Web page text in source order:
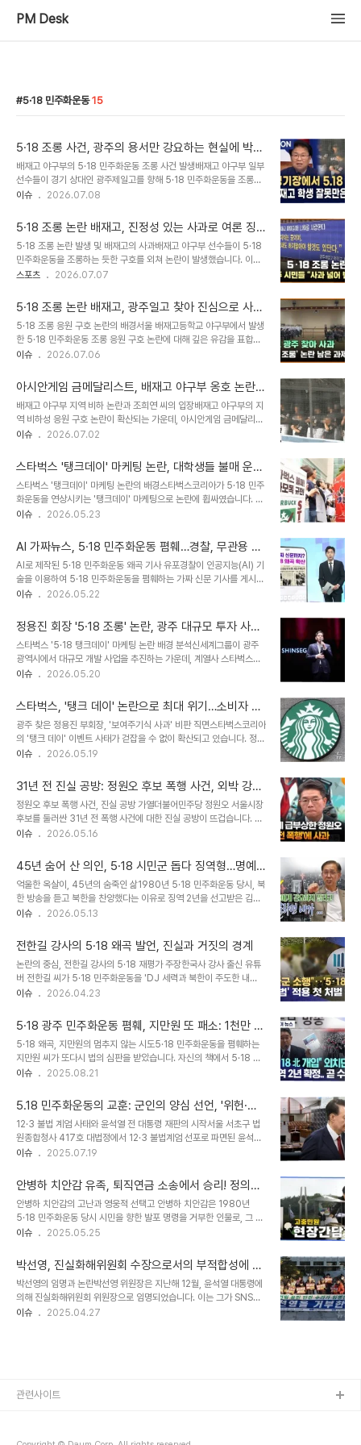
PM Desk
5·18 민주화운동 15
5·18 조롱 사건, 광주의 용서만 강요하는 현실에 박지
원 의원 '쓴소리'
배재고 야구부의 5·18 민주화운동 조롱 사건 발생배재고 야구부 일부
선수들이 경기 상대인 광주제일고를 향해 5·18 민주화운동을 조롱하
는 응원가를 불러 비판받았습니다. 이에 대한야구소프트볼협회는 배
국민의힘 일부 정치권에서는 징계가 과도하다는 취지의 반발이 제기
되었습니다. 박지원 의원, 광주의 용서 강요 현실에 대한 비판 제기박
지원 더불어민주당 의원은 페이스북을 통해 왜 전남광주는 대대손손
계속되는 희롱에도 용서만 해야 하는지 의문을 제기했습니다. 정치권
에서 쏟아지는 모진 말들에 대해 가해자들은 당당하게 용서를 요구하
실을 지적했습니다. 박 의원은 가해자들, 특히 국민..
이슈 2026.07.08
5·18 조롱 논란 배재고, 진정성 있는 사과로 여론 징
계 극복해야
5·18 조롱 논란 발생 및 배재고의 사과배재고 야구부 선수들이 5·18
민주화운동을 조롱하는 듯한 구호를 외쳐 논란이 발생했습니다. 이에
배재고 선수단과 교직원, 학부모 등은 광주일고를 방문하여 자필 사과
함께 참배하며 반성의 뜻을 표했습니다. 광주일고의 수용 및 선처 요청
광주일고는 배재고의 진심 어린 사과를 대승적으로 수용했습니다. 이
규연 교장은 배재고 학생들이 잘못을 뉘우치고 화해하려는 의지를 보
여주었다며, 이번 화해를 계기로 학생들이 새롭게 출발하길 바란다고
전했습니다. 광주일고와 총동창회는 배재고에 대한 징계 선처를 요청
계대한야구소프트볼협회로부터 전국대..
스포츠 2026.07.07
5·18 조롱 논란 배재고, 광주일고 찾아 진심으로 사과
하며 화해를 제안하다
5·18 조롱 응원 구호 논란의 배경서울 배재고등학교 야구부에서 발생
한 5·18 민주화운동 조롱 응원 구호 논란에 대해 깊은 유감을 표합니
다. 해당 사건은 전국적인 비판을 받으며 큰 파장을 일으켰습니다. 이
공식 사과와 광주일고의 화답배재고 학생, 지도자, 교장 등 80여 명은
광주제일고를 직접 방문하여 사과문을 낭독하고 진심으로 용서를 구
했습니다. 광주제일고 측은 이를 계기로 서로를 존중하는 성숙한 자세
를 배우고 화해의 길로 나아가자고 화답했습니다. 양교는 함께 5·18
민주화운동 기념탑과 국립 5·18 민주묘지를 참배하며 화해의 의미를
의 중요성을 다시 한번 ..
이슈 2026.07.06
아시안게임 금메달리스트, 배재고 야구부 옹호 논란에
휩싸이다
배재고 야구부 지역 비하 논란과 조희연 씨의 입장배재고 야구부의 지
역 비하성 응원 구호 논란이 확산되는 가운데, 아시안게임 금메달리스
트 조희연 씨가 이를 두둔하는 듯한 글을 게시하여 새로운 논쟁을 촉발
해야 할지 고민하는 심경을 표현했습니다. 이로 인해 온라인상에서는
비판과 옹호가 엇갈리는 반응이 나타나고 있습니다. 배재고 야구부 징
계 및 조희연 씨의 과거 발언배재고 야구부는 광주제일고를 향한 지역
비하성 응원 구호로 인해 전국대회 출전 6개월 정지 처분을 받았습니
다. 한편, 조희연 씨는 과거에도 5·18 민주화운동을 '폭동'으로 규정하
행 중입니다. 이러한 과거 발언..
이슈 2026.07.02
스타벅스 '탱크데이' 마케팅 논란, 대학생들 불매 운동
선언 및 신세계그룹 책임 촉구
스타벅스 '탱크데이' 마케팅 논란의 배경스타벅스코리아가 5·18 민주
화운동을 연상시키는 '탱크데이' 마케팅으로 논란에 휩싸였습니다. 이
는 단순 실수가 아닌 누적된 인식의 결과라는 비판이 제기되었습니다.
다. 대학생 단체의 불매 운동 선언 및 요구 사항한국대학생진보연합은
스타벅스 본사 앞에서 기자회견을 열고 역사적 비극을 희화화한 스타
벅스를 강력히 규탄했습니다. 이들은 신세계그룹 정용진 회장의 직접
적인 사과와 자리 사퇴를 요구했습니다. 대학생들이 앞장서 불매운동
을 이어가겠다고 선언했습니다. 신세계그룹의 대응 및 대중 반응논란
회장이 직접 사과문을 발표했습니다. 회사는 민..
이슈 2026.05.23
AI 가짜뉴스, 5·18 민주화운동 폄훼…경찰, 무관용 수
사 착수
AI로 제작된 5·18 민주화운동 왜곡 기사 유포경찰이 인공지능(AI) 기
술을 이용하여 5·18 민주화운동을 폄훼하는 가짜 신문 기사를 게시한
작성자를 추적하고 있습니다. 경찰청 국가수사본부는 5·18 민주화운
하고 있습니다. 현재 '5·18은 폭동'이라는 다수의 게시글도 수사 중임
을 밝혔습니다. 가짜 기사 내용 및 경찰의 대응 방침온라인 사회관계망
서비스(SNS)에는 광주 지역 언론사의 제호를 도용하여 AI로 만들어
낸 가짜 신문 기사 사진이 게시되어 확산되고 있습니다. 해당 기사에는
'5·18, 북에서 지령받은 간첩들 무기고 탈취, 계엄군 무차별 공격'이라
하는 5·1..
이슈 2026.05.22
정용진 회장 '5·18 조롱' 논란, 광주 대규모 투자 사업
에 '오너 리스크' 그림자 드리우나
스타벅스 '5·18 탱크데이' 마케팅 논란 배경 분석신세계그룹이 광주
광역시에서 대규모 개발 사업을 추진하는 가운데, 계열사 스타벅스의
'5·18 민주화운동 조롱' 논란이 불거졌습니다. 이는 과거 정용진 신세
하고 있다는 지적이 제기됩니다. 이번 사태는 광주 지역 민심과 사업
추진에 큰 영향을 미칠 것으로 예상됩니다. 신세계그룹의 광주 지역 투
자 계획 및 현황신세계그룹은 광주 어등산 관광단지에 '그랜드 스타필
드 광주' 건설을 위해 1조 3000억원을 투입할 예정이며, '더 그레이
트 광주' 프로젝트를 통해 광주신세계 백화점 확장 및 랜드마크 건설도
출점 계획에 맞선 ..
이슈 2026.05.20
스타벅스, '탱크 데이' 논란으로 최대 위기…소비자 불
매 운동 확산
광주 찾은 정용진 부회장, '보여주기식 사과' 비판 직면스타벅스코리아
의 '탱크 데이' 이벤트 사태가 걷잡을 수 없이 확산되고 있습니다. 정용
진 신세계그룹 부회장이 직접 사과에 나섰지만, 5·18 단체는 '보여주
재발 방지 대책 마련이 우선이라는 입장입니다. 김수완 신세계그룹 부
사장이 광주를 방문했으나 관계자들을 만나지 못하며 논란은 더욱 증
폭되었습니다. 5·18 폄훼 논란, '탱크 텀블러' 이벤트 중단 및 불매 운
동 조짐이번 사태는 스타벅스코리아가 5·18 민주화운동 기념일에 '탱
크 텀블러' 할인 이벤트를 진행하며 '탱크 데이'라는 홍보 문구를 사용
는 지적이 온라인..
이슈 2026.05.19
31년 전 진실 공방: 정원오 후보 폭행 사건, 외박 강요
의혹의 전말
정원오 후보 폭행 사건, 진실 공방 가열더불어민주당 정원오 서울시장
후보를 둘러싼 31년 전 폭행 사건에 대한 진실 공방이 뜨겁습니다. 정
후보 측은 5·18 민주화운동 관련 대화 중 시비가 붙었다고 주장하지
의혹을 제기하며 논란이 확산되고 있습니다. JTBC는 사건 당사자 중
한 명인 김석영 전 양천구청장 비서실장의 증언을 통해 당시 상황을 재
조명했습니다. 김석영 전 비서실장의 증언, 사건의 진실은?김석영 전
양천구청장 비서실장은 JTBC와의 통화에서 당시 상황에 대해 입을
열었습니다. 그는 정 후보 측의 주장과는 다른 진술을 하며 사건의 진
련 시비 중 어느 쪽이..
이슈 2026.05.16
45년 숨어 산 의인, 5·18 시민군 돕다 징역형…명예
회복 절실
억울한 옥살이, 45년의 숨죽인 삶1980년 5·18 민주화운동 당시, 북
한 방송을 듣고 북한을 찬양했다는 이유로 징역 2년을 선고받은 김충
열(68) 씨의 기구한 삶이 뒤늦게 알려졌습니다. 당시 군법정에서 증
생을 숨어 지내야 했습니다. 그는 "징역을 어쩌고 살았는지 판결문도
못 보고, 45년이라는 세월을 살았습니다."라며 당시의 고통을 토로했
습니다. 사복 경찰의 감시를 피해 부산에서만 10년간 8번의 이사를
다녀야 했던 그의 삶은 5·18의 아픔과 깊이 얽혀 있습니다. 시민군 돕
다 겪은 고초와 후유증김 씨는 5·18 시민군들이 시종면에 왔을 때, 그
로 인해 그는 경..
이슈 2026.05.13
전한길 강사의 5·18 왜곡 발언, 진실과 거짓의 경계
논란의 중심, 전한길 강사의 5·18 재평가 주장한국사 강사 출신 유튜
버 전한길 씨가 5·18 민주화운동을 'DJ 세력과 북한이 주도한 내
란'으로 규정하며 논란의 중심에 섰습니다. 그는 자신의 유튜브 채널을
왔다는 개인적인 사례를 언급했습니다. 이러한 발언은 5·18 민주화운
동의 역사적 의미를 왜곡할 수 있다는 우려를 낳고 있습니다. 확인된
사실: 5·18 북한 개입설은 근거 없는 주장전 씨의 주장은 이미 여러 차
례 사실무근으로 판명된 바 있습니다. 국방부는 2013년, 5·18 민주
화운동 당시 북한군 특수부대 개입설에 대해 확인할 수 없다는 공식 입
한군 개입..
이슈 2026.04.23
5·18 광주 민주화운동 폄훼, 지만원 또 패소: 1천만 원
배상 및 출판 금지
5·18 왜곡, 지만원의 멈추지 않는 시도5·18 민주화운동을 폄훼하는
지만원 씨가 또다시 법의 심판을 받았습니다. 자신의 책에서 5·18 광
주 민주화운동 참여자를 북한군으로 지목하며 허위 사실을 유포한 혐
에게 5·18기념재단과 피해자들에게 각각 1,000만 원을 배상하라고
판결했습니다. 또한, 해당 책의 발행과 배포를 금지하고, 이를 어길 시
1회당 200만 원을 지급하라는 명령을 내렸습니다. 지만원 씨의 끊이
지 않는 5·18 폄훼 시도에 대한 법적 제재는 이번이 처음이 아닙니다.
재판 결과: 배상 및 출판 금지, 강력한 법적 조치이번 판결은 지만원 씨
입니다...
이슈 2025.08.21
5.18 민주화운동의 교훈: 군인의 양심 선언, '위헌·위
법' 명령 거부
12·3 불법 계엄 사태와 윤석열 전 대통령 재판의 시작서울 서초구 법
원종합청사 417호 대법정에서 12·3 불법계엄 선포로 파면된 윤석열
전 대통령에 대한 재판이 매주 열리고 있습니다. 이 역사적인 재판정에
지고 있으며, 2024년 12월3일 ‘계엄의 밤’을 재구성합니다. 정성우
방첩사 1차장의 증언을 통해 당시 상황을 자세히 들여다볼 수 있습니
다. 선관위 서버 확보 지시와 정성우 준장의 고뇌지난 17일, 서울중앙
지법 형사합의25부 심리로 열린 윤석열 전 대통령에 대한 내란 우두
머리 혐의 재판에 두 번째로 출석한 정성우 전 국군방첩사령부 1처장
불법 계엄 당시 ..
이슈 2025.07.19
안병하 치안감 유족, 퇴직연금 소송에서 승리! 정의가
세워진 순간
안병하 치안감의 고난과 영웅적 선택고 안병하 치안감은 1980년
5·18 민주화운동 당시 시민을 향한 발포 명령을 거부한 인물로, 그 선
택은 그의 삶과 직업에 큰 영향을 미쳤습니다. 당시 전남경찰국장으로
진압을 반대했습니다. 이러한 결정은 그의 직위 해제와 고문이라는 고
통을 초래했지만, 그는 자신의 신념을 굽히지 않았습니다. 안 치안감은
결국 고문 후유증으로 사망하게 되지만, 그의 유족은 그를 잊지 않고
정의를 찾기 위해 싸워왔습니다. 퇴직연금 소송의 배경과 법원의 판단
최근 서울행정법원은 고 안병하 치안감의 유족이 공무원연금공단을
이슈 2025.05.25
박선영, 진실화해위원회 수장으로서의 부적합성에 대
한 논의
박선영의 임명과 논란박선영 위원장은 지난해 12월, 윤석열 대통령에
의해 진실화해위원회 위원장으로 임명되었습니다. 이는 그가 SNS에
서 과거의 독재자들인 이승만, 박정희, 전두환을 옹호하는 발언을 해온
해 그 역할을 수행할 수 없다고 지적하고 있습니다. 5·18 민주화운동
이슈 2025.04.27
관련사이트